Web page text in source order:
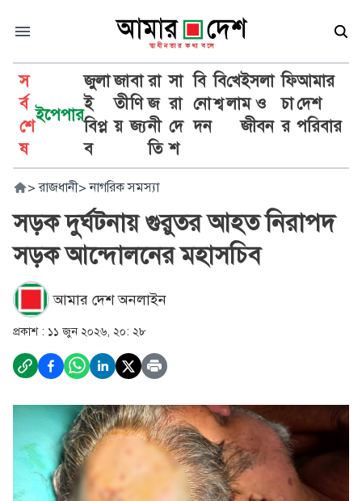
স
র্ব
শে
ষ
ইপেপার
জুলা
ই
বিপ্ল
ব
জা
তী
য়
বা
ণি
জ্য
রা
জ
নী
তি
সা
রা
দে
শ
বি
নো
দন
বি
শ্ব
খে
লা
ইসলা
ম ও
জীবন
ফি
চা
র
আমার
দেশ
পরিবার
> রাজধানী> নাগরিক সমস্যা
সড়ক দুর্ঘটনায় গুরুতর আহত নিরাপদ
সড়ক আন্দোলনের মহাসচিব
আমার দেশ অনলাইন
প্রকাশ : ১১ জুন ২০২৬, ২০: ২৮